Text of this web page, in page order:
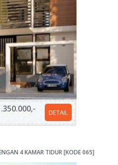
DETAIL
4 KAMAR TIDUR [KODE 065]